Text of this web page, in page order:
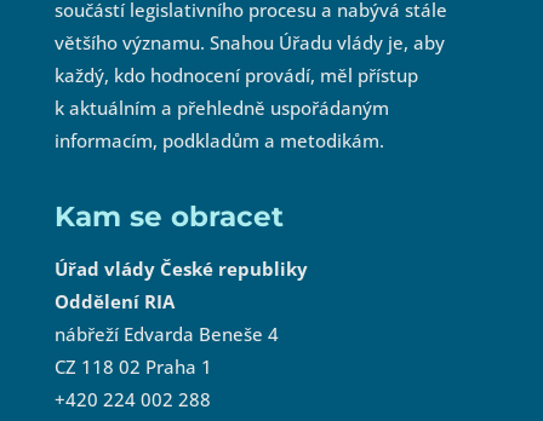
součástí legislativního procesu a nabývá stále
většího významu. Snahou Úřadu vlády je, aby
každý, kdo hodnocení provádí, měl přístup
k aktuálním a přehledně uspořádaným
informacím, podkladům a metodikám.
Kam se obracet
Úřad vlády České republiky
Oddělení RIA
nábřeží Edvarda Beneše 4
CZ 118 02 Praha 1
+420 224 002 288